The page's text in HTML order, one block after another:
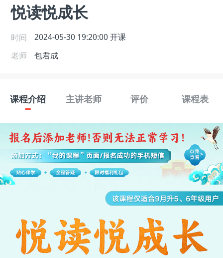
悦读悦成长
时间 2024-05-30 19:20:00 开课
老师
包君成
课程介绍 主讲老师 评价 课程表